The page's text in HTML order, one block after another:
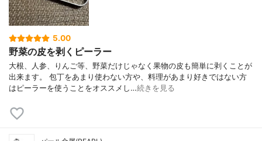
5.00
野菜の皮を剥くピーラー
大根、人参、りんご等、野菜だけじゃなく果物の皮も簡単に剥くことが
出来ます。 包丁をあまり使わない方や、料理があまり好きではない方
はピーラーを使うことをオススメし…続きを見る